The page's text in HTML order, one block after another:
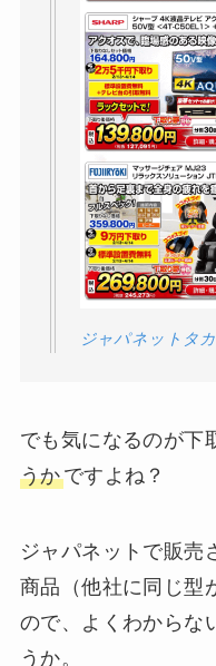
ジャパネットタ
でも気になるのが下
うかですよね？
ジャパネットで販売
商品（他社に同じ型
ので、よくわからな
うか。